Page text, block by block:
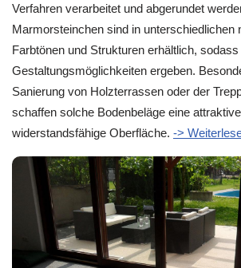
Verfahren verarbeitet und abgerundet
Marmorsteinchen sind in unterschiedlichen
Farbtönen und Strukturen erhältlich,
Gestaltungsmöglichkeiten ergeben.
Sanierung von Holzterrassen oder der
schaffen solche Bodenbeläge eine
widerstandsfähige Oberfläche. ->